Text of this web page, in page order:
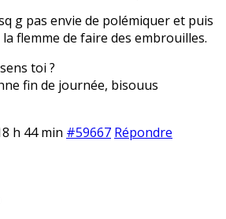
g pas envie de polémiquer et puis
la flemme de faire des embrouilles.
toi ?
fin de journée, bisouus
h 44 min #59667 Répondre